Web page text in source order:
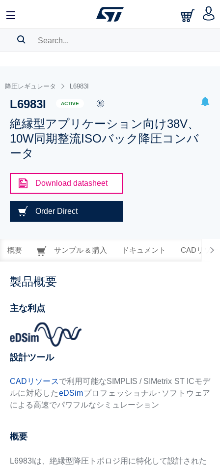
BOOKMARK
Pleaselog in to show your saved searches.
降圧レギュレータ L6983I
L6983I ACTIVE
絶縁型アプリケーション向け38V、
10W同期整流ISOバック降圧コンバ
ータ
Download datasheet
Order Direct
概要 サンプル & 購入 ドキュメント CADリソー
製品概要
主な利点
設計ツール
CADリソースで利用可能なSIMPLIS / SIMetrix ST ICモデ
ルに対応したeDSimプロフェッショナル･ソフトウェア
による高速でパワフルなシミュレーション
概要
L6983Iは、絶縁型降圧トポロジ用に特化して設計された